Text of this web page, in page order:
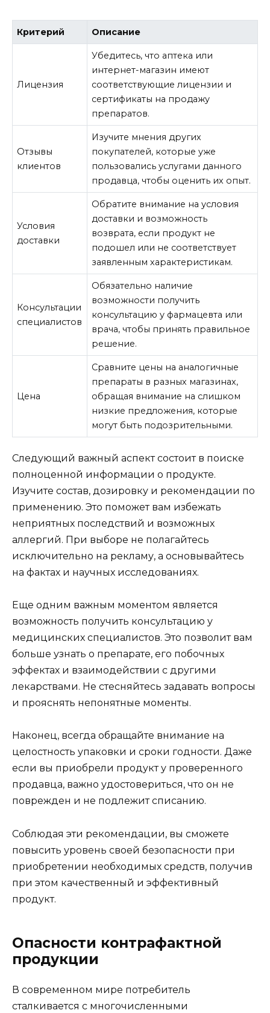
Критерий Описание
Лицензия
Убедитесь, что аптека или
интернет-магазин имеют
соответствующие лицензии и
сертификаты на продажу
препаратов.
Отзывы
клиентов
Изучите мнения других
покупателей, которые уже
пользовались услугами данного
продавца, чтобы оценить их опыт.
Условия
доставки
Обратите внимание на условия
доставки и возможность
возврата, если продукт не
подошел или не соответствует
заявленным характеристикам.
Консультации
специалистов
Обязательно наличие
возможности получить
консультацию у фармацевта или
врача, чтобы принять правильное
решение.
Цена
Сравните цены на аналогичные
препараты в разных магазинах,
обращая внимание на слишком
низкие предложения, которые
могут быть подозрительными.
Следующий важный аспект состоит в поиске
полноценной информации о продукте.
Изучите состав, дозировку и рекомендации по
применению. Это поможет вам избежать
неприятных последствий и возможных
аллергий. При выборе не полагайтесь
исключительно на рекламу, а основывайтесь
на фактах и научных исследованиях.
Еще одним важным моментом является
возможность получить консультацию у
медицинских специалистов. Это позволит вам
больше узнать о препарате, его побочных
эффектах и взаимодействии с другими
лекарствами. Не стесняйтесь задавать вопросы
и прояснять непонятные моменты.
Наконец, всегда обращайте внимание на
целостность упаковки и сроки годности. Даже
если вы приобрели продукт у проверенного
продавца, важно удостовериться, что он не
поврежден и не подлежит списанию.
Соблюдая эти рекомендации, вы сможете
повысить уровень своей безопасности при
приобретении необходимых средств, получив
при этом качественный и эффективный
продукт.
Опасности контрафактной
продукции
В современном мире потребитель
сталкивается с многочисленными